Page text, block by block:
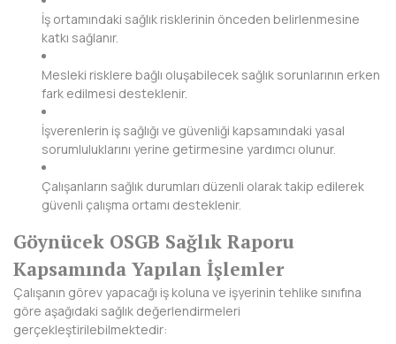
HATAY
IĞDIR
ISPARTA
KAHRAMANMARAŞ
KARABÜK
KASTAMONU
KAYSERİ
İş ortamındaki sağlık risklerinin önceden belirlenmesine
katkı sağlanır.
Mesleki risklere bağlı oluşabilecek sağlık sorunlarının erken
fark edilmesi desteklenir.
İşverenlerin iş sağlığı ve güvenliği kapsamındaki yasal
sorumluluklarını yerine getirmesine yardımcı olunur.
Çalışanların sağlık durumları düzenli olarak takip edilerek
güvenli çalışma ortamı desteklenir.
Göynücek OSGB Sağlık Raporu
Kapsamında Yapılan İşlemler
Çalışanın görev yapacağı iş koluna ve işyerinin tehlike sınıfına
göre aşağıdaki sağlık değerlendirmeleri
gerçekleştirilebilmektedir: